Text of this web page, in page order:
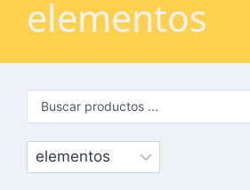
elementos